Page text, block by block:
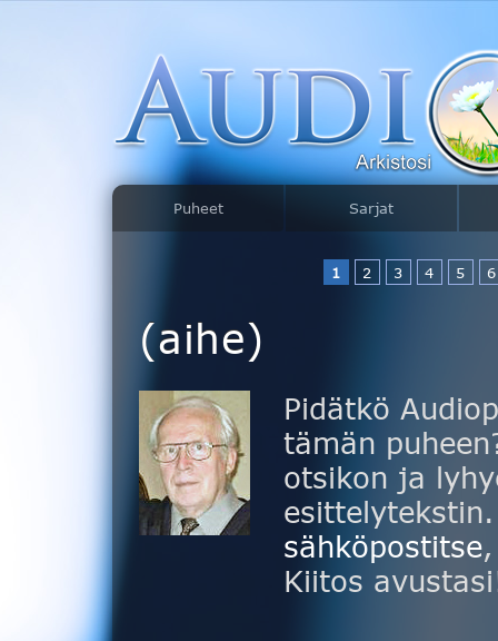
Puheet Sarjat
1 2 3 4 5 6
(aihe)
Pidätkö
tämän
otsikon ja
sähköpostitse
Kiitos